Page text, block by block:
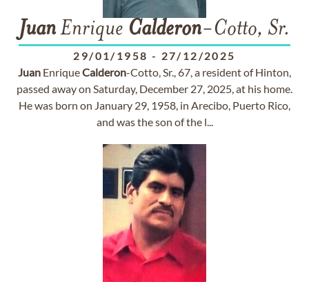
JuanEnrique Calderon-Cotto, Sr.
29/01/1958 - 27/12/2025
Juan EnriqueCalderon-Cotto, Sr., 67, a resident of Hinton,
passed away on Saturday, December 27, 2025, at his home.
He was born on January 29, 1958, in Arecibo, Puerto Rico,
and was the son of the l...